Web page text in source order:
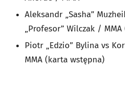
Aleksandr „Sasha”
„Profesor” Wilczak /
Piotr „Edzio” Bylina vs
MMA (karta wstępna)